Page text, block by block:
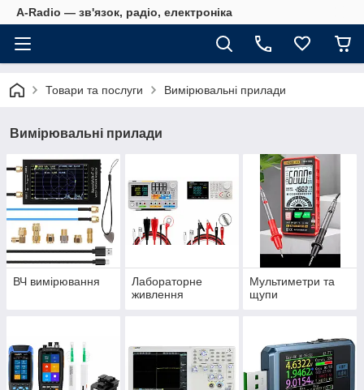
A-Radio — зв'язок, радіо, електроніка
Товари та послуги Вимірювальні прилади
Вимірювальні прилади
ВЧ вимірювання
Лабораторне
живлення
Мультиметри та
щупи